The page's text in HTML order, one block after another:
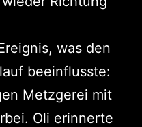
was den
beeinflusste:
Metzgerei mit
Oli erinnerte